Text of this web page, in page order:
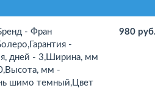
- Фран
-
дней - 3,Ширина, мм
мм -
шимо темный,Цвет
980 руб.